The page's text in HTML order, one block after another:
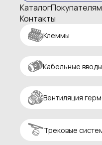
КаталогПокупателям
Контакты
Клеммы
Кабельные вводы
Вентиляция
Трековые